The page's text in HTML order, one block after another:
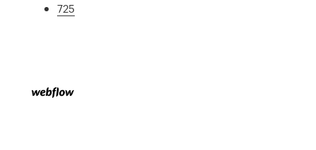
725